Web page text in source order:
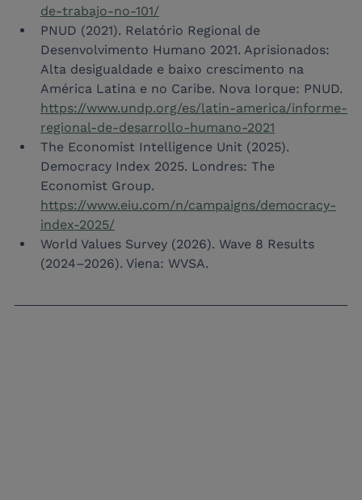
de-trabajo-no-101/
PNUD (2021). Relatório Regional de
Desenvolvimento Humano 2021. Aprisionados:
Alta desigualdade e baixo crescimento na
América Latina e no Caribe. Nova Iorque: PNUD.
https://www.undp.org/es/latin-america/informe-
regional-de-desarrollo-humano-2021
The Economist Intelligence Unit (2025).
Democracy Index 2025. Londres: The
Economist Group.
https://www.eiu.com/n/campaigns/democracy-
index-2025/
World Values Survey (2026). Wave 8 Results
(2024–2026). Viena: WVSA.